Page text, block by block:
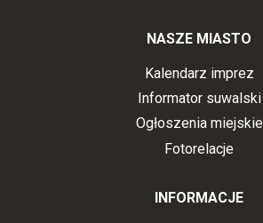
NASZE MIASTO
Kalendarz imprez
Informator suwalski
Ogłoszenia miejskie
Fotorelacje
INFORMACJE